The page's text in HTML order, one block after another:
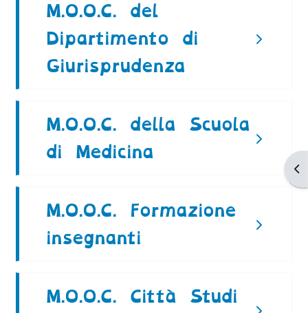
M.O.O.C. del
Dipartimento di
Giurisprudenza
M.O.O.C. della Scuola
di Medicina
M.O.O.C. Formazione
insegnanti
M.O.O.C. Città Studi